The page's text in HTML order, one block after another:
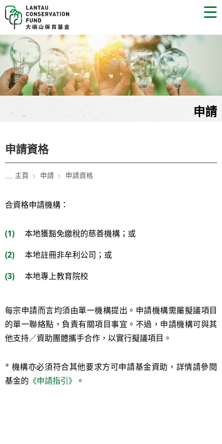
EN 简 A A A
主頁
如何申請
何時申請
優先考慮項目
常見問題
獲批准計劃
申請
申請資格
主頁 申請 申請資格
合資格申請機構：
本地獲豁免繳稅的慈善機構；或
本地註冊非牟利公司；或
本地專上教育院校
每宗申請而言均須由單一機構提出。申請機構需屬擬議項目
的單一聯絡點，負責有關項目事宜。不過，申請機構可與其
他支持／資助團體攜手合作，以實行擬議項目。
* 機構亦必須符合其他要求方可申請基金資助，詳情請參閱
基金的 《申請指引》 。